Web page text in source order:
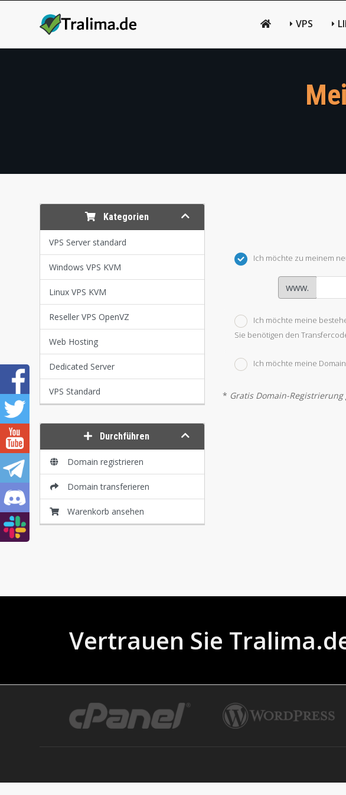
VPS
Kategorien
VPS Server standard
Windows VPS KVM
Linux VPS KVM
Reseller VPS OpenVZ
Web Hosting
Dedicated Server
VPS Standard
Durchführen
Domain registrieren
Domain transferieren
Warenkorb ansehen
Ich möchte zu meinem
www.
Ich möchte meine
Sie benötigen den
Ich möchte meine
* Gratis Domain-
Vertrauen Sie